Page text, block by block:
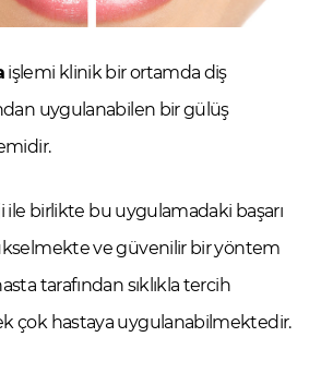
işlemi klinik bir ortamda diş
uygulanabilen bir gülüş
ile birlikte bu uygulamadaki başarı
ve güvenilir bir yöntem
tarafından sıklıkla tercih
çok hastaya uygulanabilmektedir.